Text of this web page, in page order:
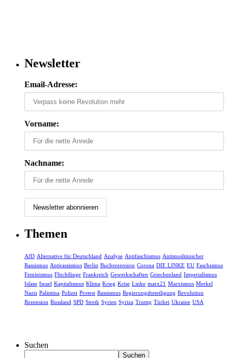
Newsletter
Email-Adresse:
Vorname:
Nachname:
Themen
AfD Alternative für Deutschland Analyse Antifaschismus Antimuslimischer
Rassismus Antirassismus Berlin Buchrezension Corona DIE LINKE EU Faschismus
Feminismus Flüchtlinge Frankreich Gewerkschaften Griechenland Imperialismus
Islam Israel Kapitalismus Klima Krieg Krise Linke marx21 Marxismus Merkel
Nazis Palästina Polizei Protest Rassismus Regierungsbeteiligung Revolution
Rezension Russland SPD Streik Syrien Syriza Trump Türkei Ukraine USA
Suchen
Suchen